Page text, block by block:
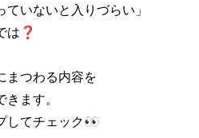
ていないと入りづらい」
は❓
まつわる内容を
ます。
してチェック👀